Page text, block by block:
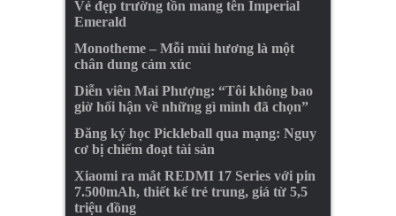
Vẻ đẹp trường tồn mang tên Imperial
Emerald
Monotheme – Mỗi mùi hương là một
chân dung cảm xúc
Diễn viên Mai Phượng: “Tôi không bao
giờ hối hận về những gì mình đã chọn”
Đăng ký học Pickleball qua mạng: Nguy
cơ bị chiếm đoạt tài sản
Xiaomi ra mắt REDMI 17 Series với pin
7.500mAh, thiết kế trẻ trung, giá từ 5,5
triệu đồng